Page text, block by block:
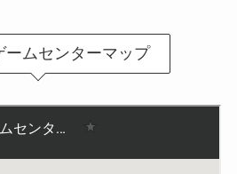
ームセンターマップ